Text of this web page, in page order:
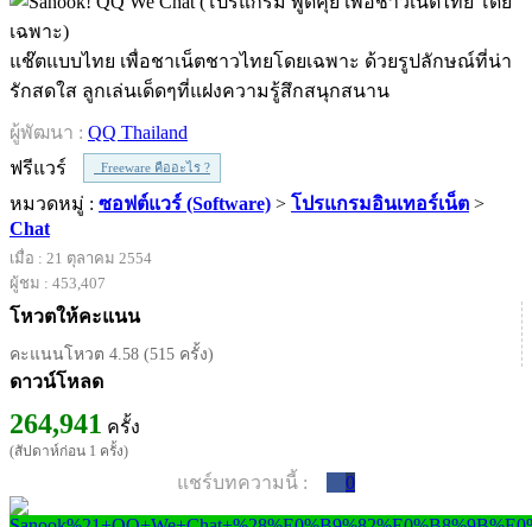
แช๊ตแบบไทย เพื่อชาเน็ตชาวไทยโดยเฉพาะ ด้วยรูปลักษณ์ที่น่า
รักสดใส ลูกเล่นเด็ดๆที่แฝงความรู้สึกสนุกสนาน
ผู้พัฒนา : QQ Thailand
ฟรีแวร์
Freeware คืออะไร ?
หมวดหมู่ : ซอฟต์แวร์ (Software) > โปรแกรมอินเทอร์เน็ต >
Chat
เมื่อ : 21 ตุลาคม 2554
ผู้ชม : 453,407
โหวตให้คะแนน
คะแนนโหวต 4.58 (515 ครั้ง)
ดาวน์โหลด
264,941 ครั้ง
(สัปดาห์ก่อน 1 ครั้ง)
แชร์บทความนี้ : 0